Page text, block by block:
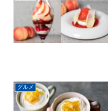
グルメ